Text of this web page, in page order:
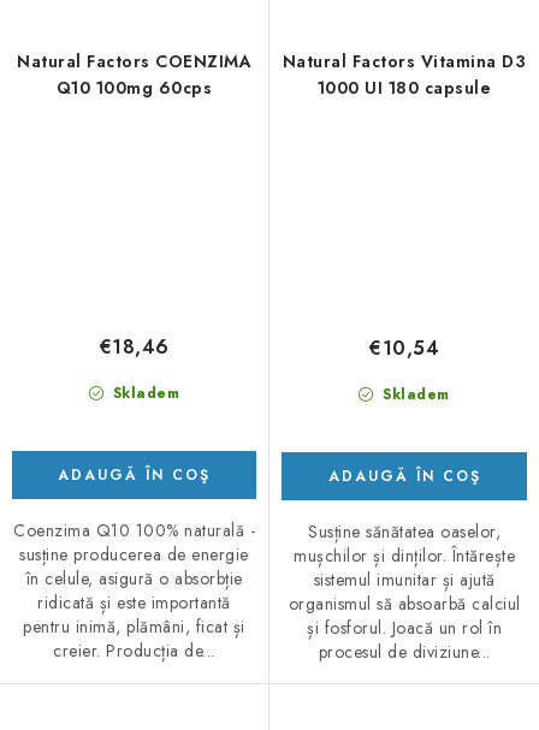
Natural Factors COENZIMA
Q10 100mg 60cps
Skladem
€18,46
ADAUGĂ ÎN COŞ
Coenzima Q10 100% naturală -
susține producerea de energie
în celule, asigură o absorbție
ridicată și este importantă
pentru inimă, plămâni, ficat și
creier. Producția de...
Natural Factors Vitamina D3
1000 UI 180 capsule
Skladem
€10,54
ADAUGĂ ÎN COŞ
Susține sănătatea oaselor,
mușchilor și dinților. Întărește
sistemul imunitar și ajută
organismul să absoarbă calciul
și fosforul. Joacă un rol în
procesul de diviziune...